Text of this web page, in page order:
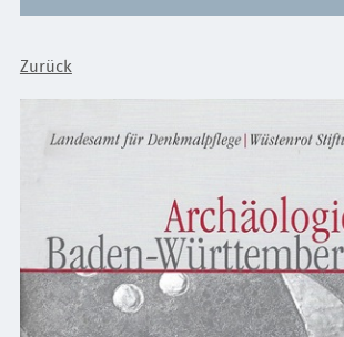
Zurück